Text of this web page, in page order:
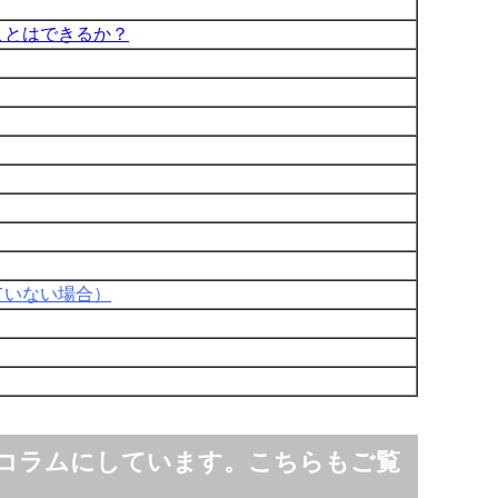
はできるか？
ない場合）
ラムにしています。こちらもご覧